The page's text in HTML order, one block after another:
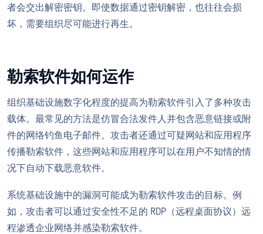
者会交出解密密钥。即使数据通过密钥解密，也往往会损
坏，需要组织尽可能进行再生。
勒索软件如何运作
组织基础设施数字化程度的提高为勒索软件引入了多种攻击
载体。最常见的方法是仿冒合法发件人并包含恶意链接或附
件的网络钓鱼电子邮件。攻击者还通过可疑网站和应用程序
传播勒索软件，这些网站和应用程序可以在用户不知情的情
况下自动下载恶意软件。
系统基础设施中的漏洞可能成为勒索软件攻击的目标。例
如，攻击者可以通过安全性不足的 RDP（远程桌面协议）远
程渗透企业网络并感染勒索软件。